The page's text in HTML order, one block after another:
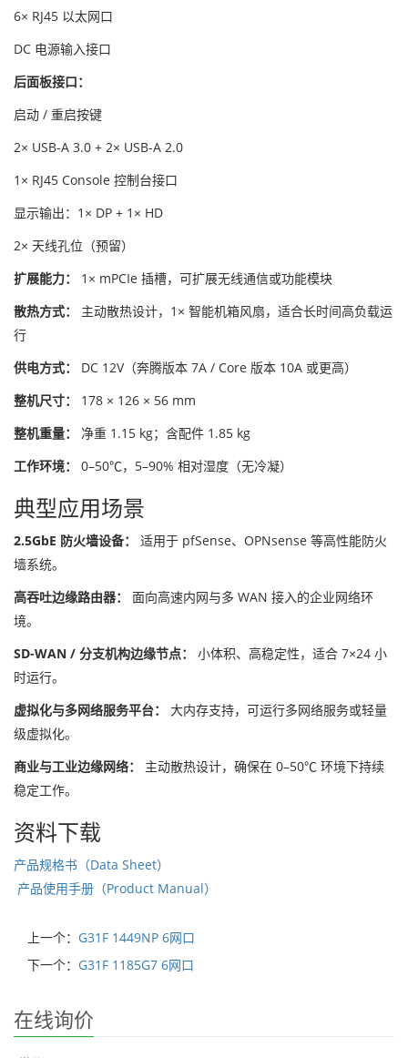
6× RJ45 以太网口
DC 电源输入接口
后面板接口：
启动 / 重启按键
2× USB-A 3.0 + 2× USB-A 2.0
1× RJ45 Console 控制台接口
显示输出：1× DP + 1× HD
2× 天线孔位（预留）
扩展能力：
1× mPCIe 插槽，可扩展无线通信或功能模块
散热方式：
主动散热设计，1× 智能机箱风扇，适合长时间高负载运
行
供电方式：
DC 12V（奔腾版本 7A / Core 版本 10A 或更高）
整机尺寸：
178 × 126 × 56 mm
整机重量：
净重 1.15 kg；含配件 1.85 kg
工作环境：
0–50℃，5–90% 相对湿度（无冷凝）
典型应用场景
2.5GbE 防火墙设备：
适用于 pfSense、OPNsense 等高性能防火
墙系统。
高吞吐边缘路由器：
面向高速内网与多 WAN 接入的企业网络环
境。
SD-WAN / 分支机构边缘节点：
小体积、高稳定性，适合 7×24 小
时运行。
虚拟化与多网络服务平台：
大内存支持，可运行多网络服务或轻量
级虚拟化。
商业与工业边缘网络：
主动散热设计，确保在 0–50℃ 环境下持续
稳定工作。
资料下载
产品规格书（Data Sheet）
产品使用手册（Product Manual）
上一个： G31F 1449NP 6网口
下一个： G31F 1185G7 6网口
在线询价